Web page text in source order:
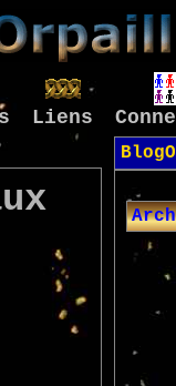
Liens